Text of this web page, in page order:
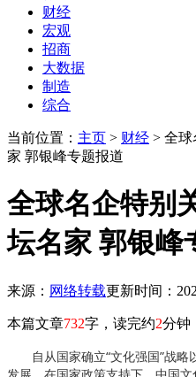
财经
宏观
招商
大数据
制造
综合
当前位置： 主页 > 财经 > 全
家 郭银峰专题报道
全球名企特
坛名家 郭银峰
来源： 网络转载更新时间：
本篇文章732字，读完约2分钟
自从国家确立“文化强国”战